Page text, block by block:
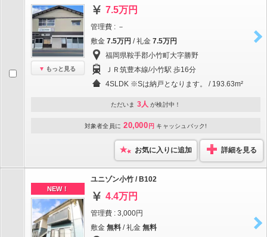
もっと見る
7.5万円
管理費 : －
敷金 7.5万円 / 礼金 7.5万円
福岡県鞍手郡小竹町大字勝野
ＪＲ筑豊本線/小竹駅 歩16分
4SLDK ※Sは納戸となります。 / 193.63m²
ただいま 3人 が検討中！
対象者全員に 20,000 円 キャッシュバック!
お気に入りに追加 詳細を見る
NEW！
ユニゾン小竹 / B102
4.4万円
管理費 : 3,000円
敷金 無料 / 礼金 無料